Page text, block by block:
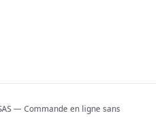
— Commande en ligne sans